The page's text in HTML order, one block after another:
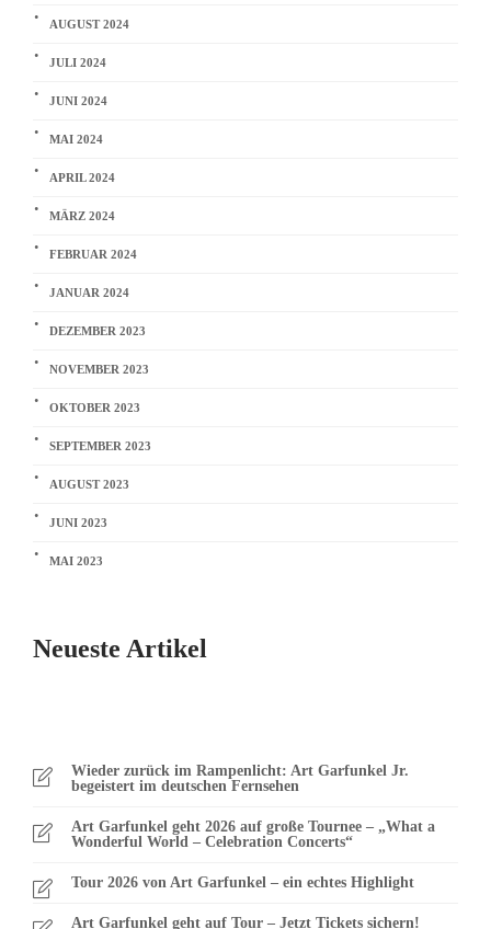
AUGUST 2024
JULI 2024
JUNI 2024
MAI 2024
APRIL 2024
MÄRZ 2024
FEBRUAR 2024
JANUAR 2024
DEZEMBER 2023
NOVEMBER 2023
OKTOBER 2023
SEPTEMBER 2023
AUGUST 2023
JUNI 2023
MAI 2023
Neueste Artikel
Wieder zurück im Rampenlicht: Art Garfunkel Jr.
begeistert im deutschen Fernsehen
Art Garfunkel geht 2026 auf große Tournee – „What a
Wonderful World – Celebration Concerts“
Tour 2026 von Art Garfunkel – ein echtes Highlight
Art Garfunkel geht auf Tour – Jetzt Tickets sichern!